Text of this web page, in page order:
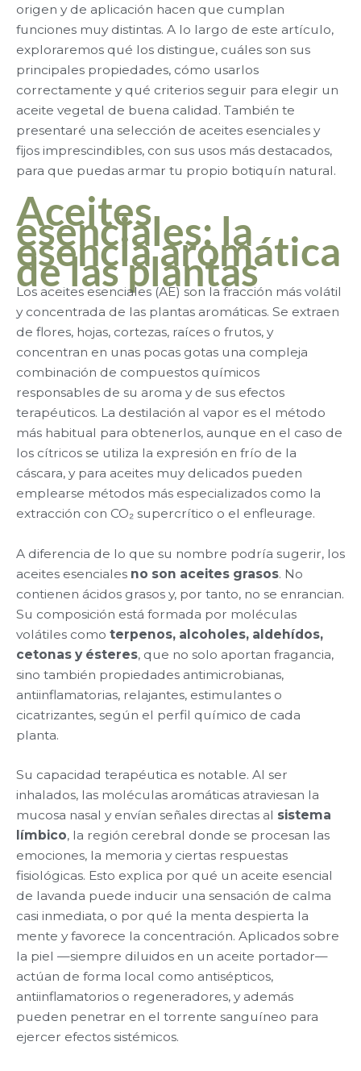
origen y de aplicación hacen que cumplan
funciones muy distintas. A lo largo de este artículo,
exploraremos qué los distingue, cuáles son sus
principales propiedades, cómo usarlos
correctamente y qué criterios seguir para elegir un
aceite vegetal de buena calidad. También te
presentaré una selección de aceites esenciales y
fijos imprescindibles, con sus usos más destacados,
para que puedas armar tu propio botiquín natural.
Aceites
esenciales: la
esencia aromática
de las plantas
Los aceites esenciales (AE) son la fracción más volátil
y concentrada de las plantas aromáticas. Se extraen
de flores, hojas, cortezas, raíces o frutos, y
concentran en unas pocas gotas una compleja
combinación de compuestos químicos
responsables de su aroma y de sus efectos
terapéuticos. La destilación al vapor es el método
más habitual para obtenerlos, aunque en el caso de
los cítricos se utiliza la expresión en frío de la
cáscara, y para aceites muy delicados pueden
emplearse métodos más especializados como la
extracción con CO₂ supercrítico o el enfleurage.
A diferencia de lo que su nombre podría sugerir, los
aceites esenciales no son aceites grasos. No
contienen ácidos grasos y, por tanto, no se enrancian.
Su composición está formada por moléculas
volátiles como terpenos, alcoholes, aldehídos,
cetonas y ésteres, que no solo aportan fragancia,
sino también propiedades antimicrobianas,
antiinflamatorias, relajantes, estimulantes o
cicatrizantes, según el perfil químico de cada
planta.
Su capacidad terapéutica es notable. Al ser
inhalados, las moléculas aromáticas atraviesan la
mucosa nasal y envían señales directas al sistema
límbico, la región cerebral donde se procesan las
emociones, la memoria y ciertas respuestas
fisiológicas. Esto explica por qué un aceite esencial
de lavanda puede inducir una sensación de calma
casi inmediata, o por qué la menta despierta la
mente y favorece la concentración. Aplicados sobre
la piel —siempre diluidos en un aceite portador—
actúan de forma local como antisépticos,
antiinflamatorios o regeneradores, y además
pueden penetrar en el torrente sanguíneo para
ejercer efectos sistémicos.